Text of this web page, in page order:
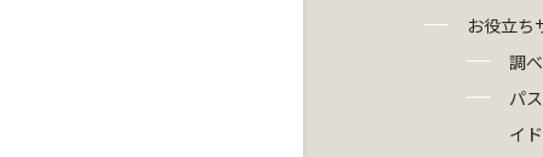
お役立ち
調
パ
イド